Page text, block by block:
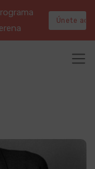
Únete aquí